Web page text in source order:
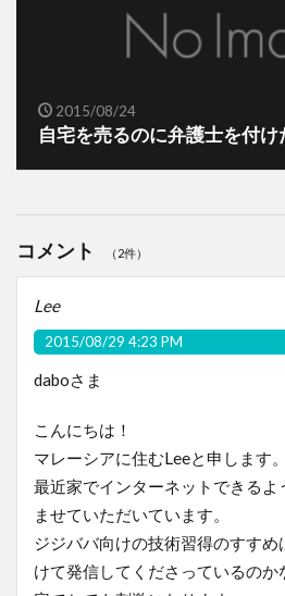
2015/08/24
自宅を売るのに弁護士を付け
コメント （2件）
Lee
2015/08/29 4:23 PM
daboさま
こんにちは！
マレーシアに住むLeeと申します。
最近家でインターネットできるよ
ませていただいています。
ジジババ向けの技術習得のすすめ
けて発信してくださっているの